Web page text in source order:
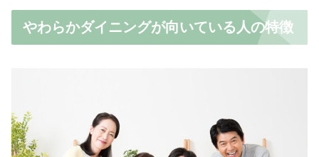
やわらかダイニングが向いている人の特徴